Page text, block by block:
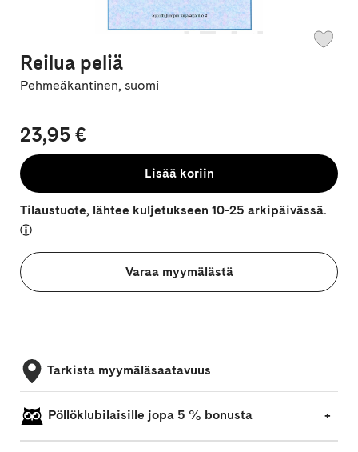
Reilua peliä
Pehmeäkantinen, suomi
23,95 €
Lisää koriin
Tilaustuote, lähtee kuljetukseen 10-25 arkipäivässä.
Varaa myymälästä
Tarkista myymäläsaatavuus
Pöllöklubilaisille jopa 5 % bonusta